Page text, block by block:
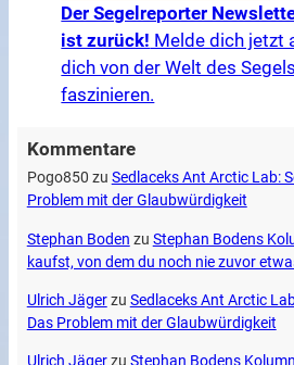
Der Segelreporter
ist zurück! Melde dich jetzt
dich von der Welt des
faszinieren.
Kommentare
Pogo850 zu Sedlaceks Ant Arctic Lab:
Problem mit der Glaubwürdigkeit
Stephan Boden zu Stephan Bodens
kaufst, von dem du noch nie zuvor
Ulrich Jägerzu Sedlaceks Ant Arctic
Das Problem mit der Glaubwürdigkeit